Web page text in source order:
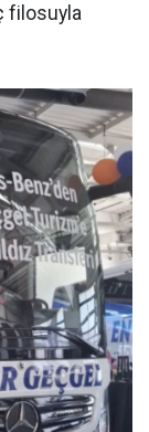
filosuyla